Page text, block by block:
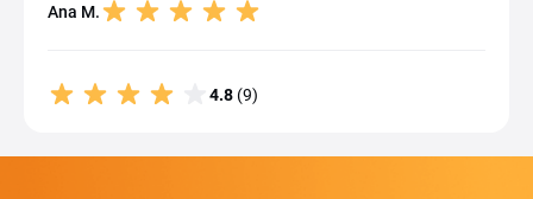
Ana M.
4.8 (9)